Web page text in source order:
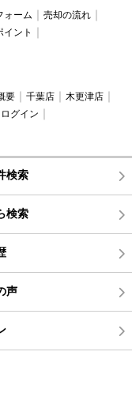
ォーム
売却の流れ
イント
要 千葉店
木更津店
ログイン
検索
検索
声